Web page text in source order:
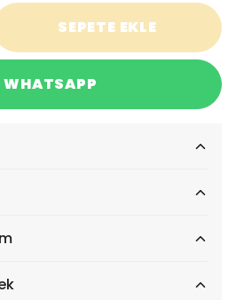
SEPETE EKLE
WHATSAPP